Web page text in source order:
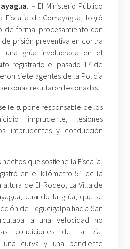
. – El Ministerio Público
Fiscalía de Comayagua, logró
de formal procesamiento con
prisión preventiva en contra
grúa involucrada en el
registrado el pasado 17 de
siete agentes de la Policía
resultaron lesionadas.
le supone responsable de los
imprudente, lesiones
imprudentes y conducción
que sostiene la Fiscalía,
en el kilómetro 51 de la
altura de El Rodeo, La Villa de
cuando la grúa, que se
de Tegucigalpa hacia San
a una velocidad no
condiciones de la vía,
una curva y una pendiente